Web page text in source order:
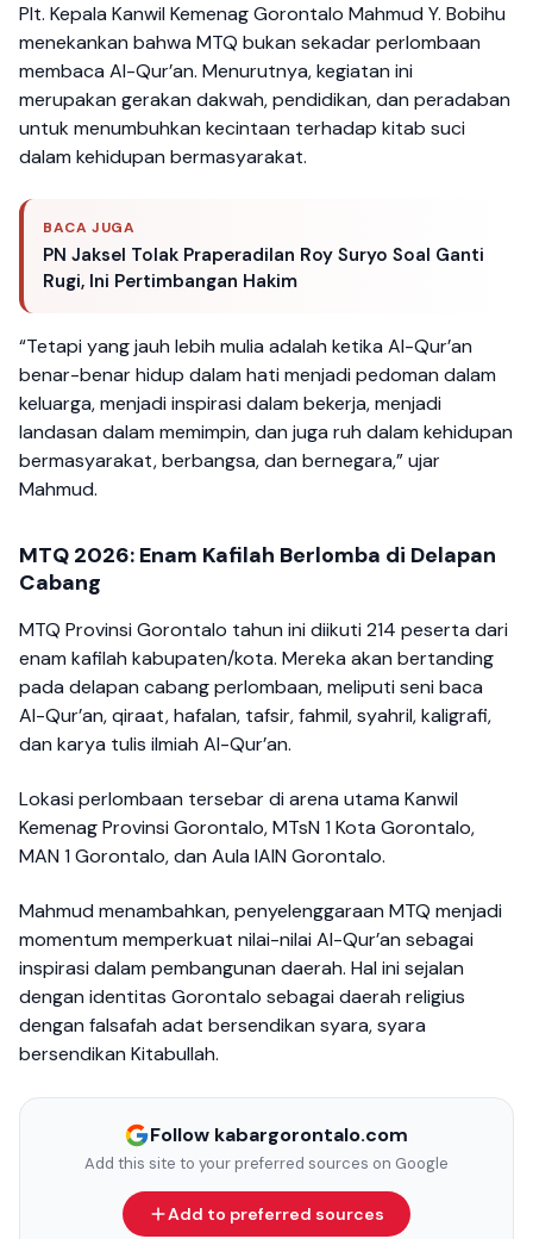
Plt. Kepala Kanwil Kemenag Gorontalo Mahmud Y. Bobihu
menekankan bahwa MTQ bukan sekadar perlombaan
membaca Al-Qur’an. Menurutnya, kegiatan ini
merupakan gerakan dakwah, pendidikan, dan peradaban
untuk menumbuhkan kecintaan terhadap kitab suci
dalam kehidupan bermasyarakat.
BACA JUGA
PN Jaksel Tolak Praperadilan Roy Suryo Soal Ganti
Rugi, Ini Pertimbangan Hakim
“Tetapi yang jauh lebih mulia adalah ketika Al-Qur’an
benar-benar hidup dalam hati menjadi pedoman dalam
keluarga, menjadi inspirasi dalam bekerja, menjadi
landasan dalam memimpin, dan juga ruh dalam kehidupan
bermasyarakat, berbangsa, dan bernegara,” ujar
Mahmud.
MTQ 2026: Enam Kafilah Berlomba di Delapan
Cabang
MTQ Provinsi Gorontalo tahun ini diikuti 214 peserta dari
enam kafilah kabupaten/kota. Mereka akan bertanding
pada delapan cabang perlombaan, meliputi seni baca
Al-Qur’an, qiraat, hafalan, tafsir, fahmil, syahril, kaligrafi,
dan karya tulis ilmiah Al-Qur’an.
Lokasi perlombaan tersebar di arena utama Kanwil
Kemenag Provinsi Gorontalo, MTsN 1 Kota Gorontalo,
MAN 1 Gorontalo, dan Aula IAIN Gorontalo.
Mahmud menambahkan, penyelenggaraan MTQ menjadi
momentum memperkuat nilai-nilai Al-Qur’an sebagai
inspirasi dalam pembangunan daerah. Hal ini sejalan
dengan identitas Gorontalo sebagai daerah religius
dengan falsafah adat bersendikan syara, syara
bersendikan Kitabullah.
Follow kabargorontalo.com
Add this site to your preferred sources on Google
Add to preferred sources